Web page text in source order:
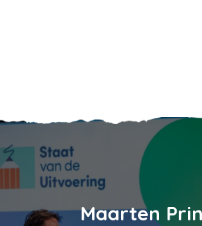
Maarten